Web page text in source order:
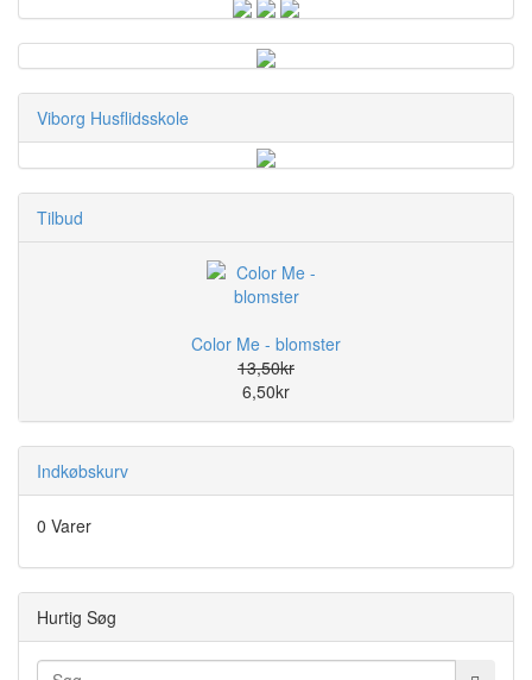
Viborg Husflidsskole
Tilbud
Color Me - blomster
13,50kr
6,50kr
Indkøbskurv
0 Varer
Hurtig Søg